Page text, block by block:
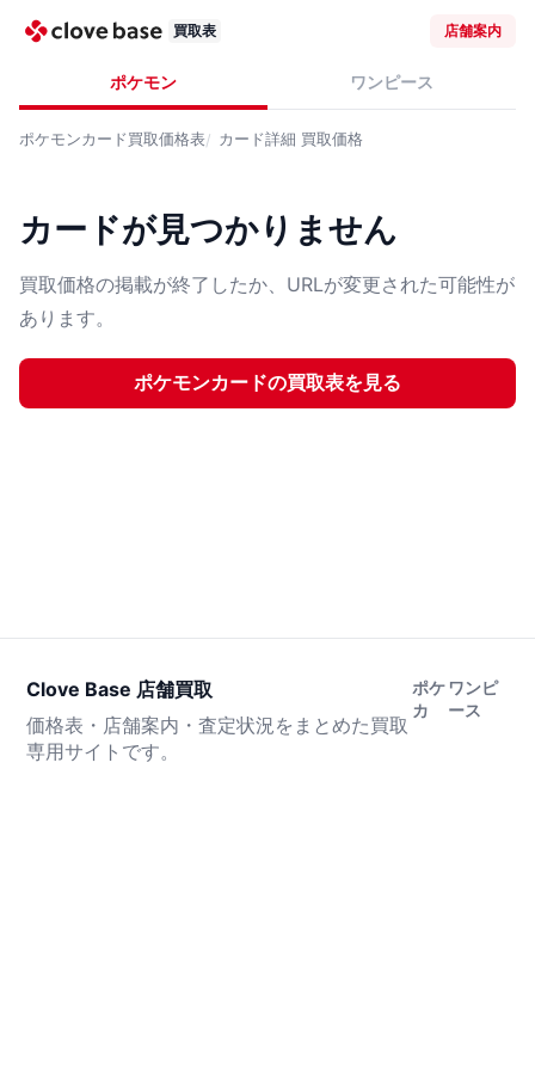
買取表 店舗案内
ポケモン ワンピース
ポケモンカード買取価格表 カード詳細 買取価格
カードが見つかりません
買取価格の掲載が終了したか、URLが変更された可能性が
あります。
ポケモンカードの買取表を見る
Clove Base 店舗買取
価格表・店舗案内・査定状況をまとめた買取
専用サイトです。
ポケ
カ
ワンピ
ース